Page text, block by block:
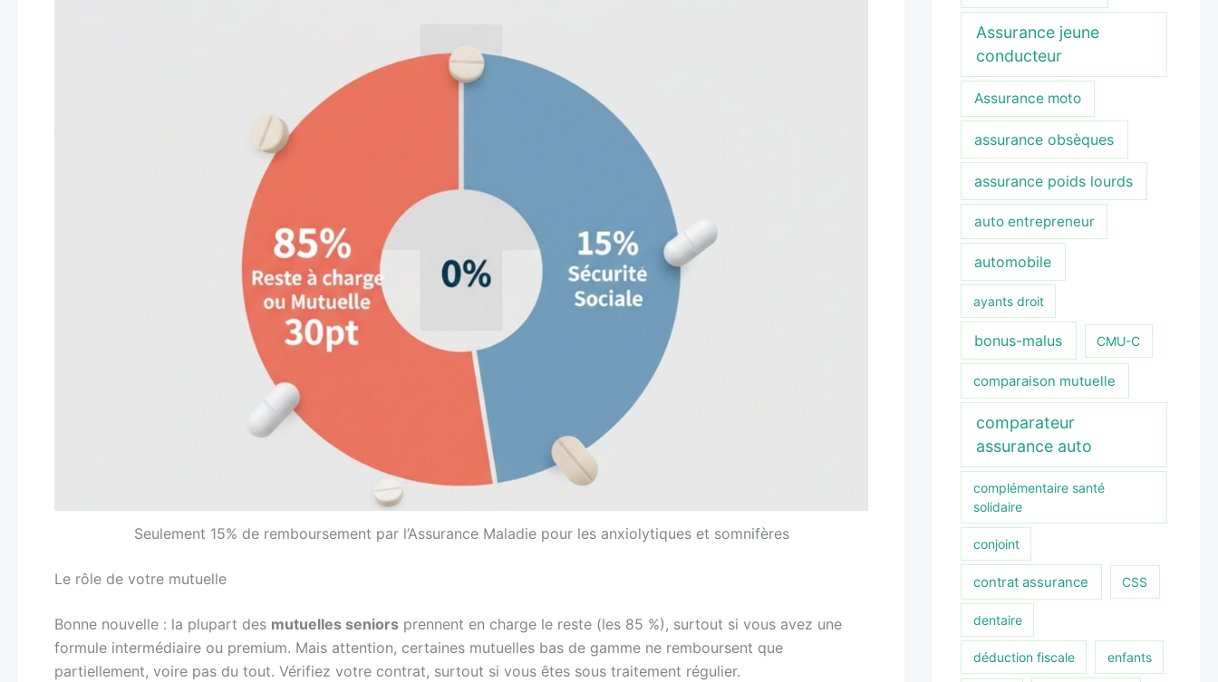
Seulement 15% de remboursement par l’Assurance Maladie pour les anxiolytiques et somnifères
Le rôle de votre mutuelle
Bonne nouvelle : la plupart des mutuelles seniors prennent en charge le reste (les 85 %), surtout si vous avez une
formule intermédiaire ou premium. Mais attention, certaines mutuelles bas de gamme ne remboursent que
partiellement, voire pas du tout. Vérifiez votre contrat, surtout si vous êtes sous traitement régulier.
Assurance jeune
conducteur
Assurance moto
assurance obsèques
assurance poids lourds
auto entrepreneur
automobile
ayants droit
bonus-malus CMU-C
comparaison mutuelle
comparateur
assurance auto
complémentaire santé
solidaire
conjoint
contrat assurance CSS
dentaire
déduction fiscale enfants